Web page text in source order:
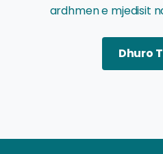
ardhmen e mjedisit
Dhuro